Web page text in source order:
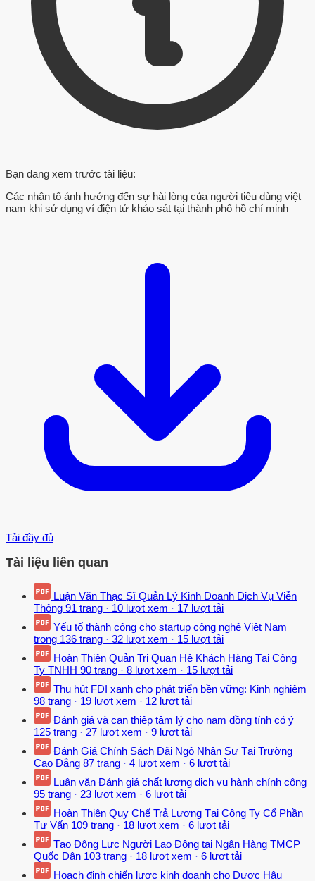
Bạn đang xem trước tài liệu:
Các nhân tố ảnh hưởng đến sự hài lòng của người tiêu dùng việt
nam khi sử dụng ví điện tử khảo sát tại thành phố hồ chí minh
Tải đầy đủ
Tài liệu liên quan
Luận Văn Thạc Sĩ Quản Lý Kinh Doanh Dịch Vụ Viễn
Thông 91 trang · 10 lượt xem · 17 lượt tải
Yếu tố thành công cho startup công nghệ Việt Nam
trong 136 trang · 32 lượt xem · 15 lượt tải
Hoàn Thiện Quản Trị Quan Hệ Khách Hàng Tại Công
Ty TNHH 90 trang · 8 lượt xem · 15 lượt tải
Thu hút FDI xanh cho phát triển bền vững: Kinh nghiệm
98 trang · 19 lượt xem · 12 lượt tải
Đánh giá và can thiệp tâm lý cho nam đồng tính có ý
125 trang · 27 lượt xem · 9 lượt tải
Đánh Giá Chính Sách Đãi Ngộ Nhân Sự Tại Trường
Cao Đẳng 87 trang · 4 lượt xem · 6 lượt tải
Luận văn Đánh giá chất lượng dịch vụ hành chính công
95 trang · 23 lượt xem · 6 lượt tải
Hoàn Thiện Quy Chế Trả Lương Tại Công Ty Cổ Phần
Tư Vấn 109 trang · 18 lượt xem · 6 lượt tải
Tạo Động Lực Người Lao Động tại Ngân Hàng TMCP
Quốc Dân 103 trang · 18 lượt xem · 6 lượt tải
Hoạch định chiến lược kinh doanh cho Dược Hậu